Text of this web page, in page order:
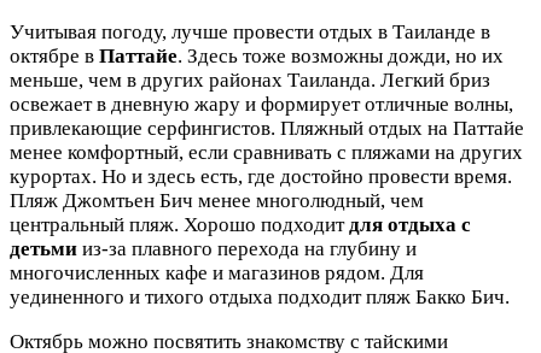
Учитывая погоду, лучше провести отдых в Таиланде в
октябре в Паттайе. Здесь тоже возможны дожди, но их
меньше, чем в других районах Таиланда. Легкий бриз
освежает в дневную жару и формирует отличные волны,
привлекающие серфингистов. Пляжный отдых на Паттайе
менее комфортный, если сравнивать с пляжами на других
курортах. Но и здесь есть, где достойно провести время.
Пляж Джомтьен Бич менее многолюдный, чем
центральный пляж. Хорошо подходит для отдыха с
детьми из-за плавного перехода на глубину и
многочисленных кафе и магазинов рядом. Для
уединенного и тихого отдыха подходит пляж Бакко Бич.
Октябрь можно посвятить знакомству с тайскими